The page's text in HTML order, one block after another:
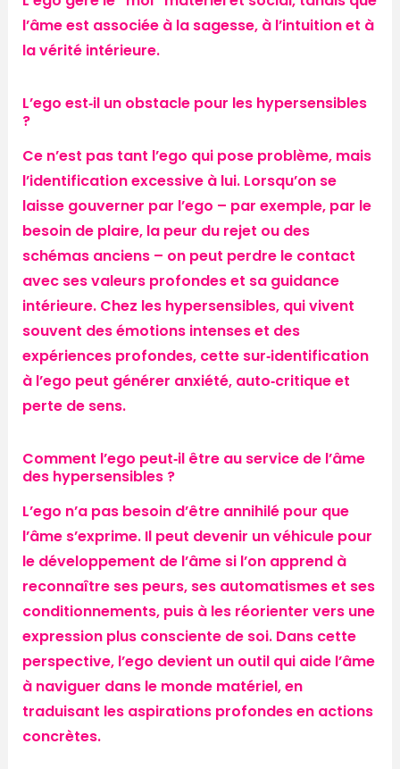
l’âme est associée à la sagesse, à l’intuition et à
la vérité intérieure.
L’ego est‑il un obstacle pour les hypersensibles
?
Ce n’est pas tant l’ego qui pose problème, mais
l’identification excessive à lui. Lorsqu’on se
laisse gouverner par l’ego – par exemple, par le
besoin de plaire, la peur du rejet ou des
schémas anciens – on peut perdre le contact
avec ses valeurs profondes et sa guidance
intérieure. Chez les hypersensibles, qui vivent
souvent des émotions intenses et des
expériences profondes, cette sur‑identification
à l’ego peut générer anxiété, auto‑critique et
perte de sens.
Comment l’ego peut‑il être au service de l’âme
des hypersensibles ?
L’ego n’a pas besoin d’être annihilé pour que
l’âme s’exprime. Il peut devenir un véhicule pour
le développement de l’âme si l’on apprend à
reconnaître ses peurs, ses automatismes et ses
conditionnements, puis à les réorienter vers une
expression plus consciente de soi. Dans cette
perspective, l’ego devient un outil qui aide l’âme
à naviguer dans le monde matériel, en
traduisant les aspirations profondes en actions
concrètes.